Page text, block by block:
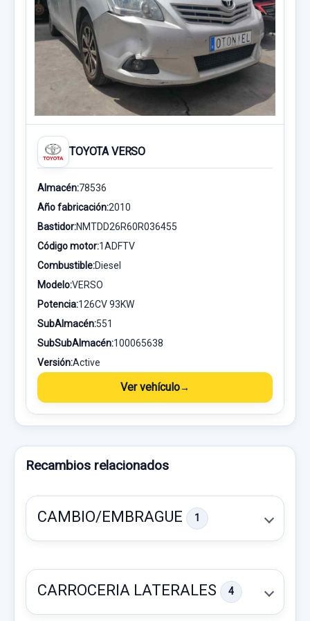
TOYOTA VERSO
Almacén:78536
Año fabricación:2010
Bastidor:NMTDD26R60R036455
Código motor:1ADFTV
Combustible:Diesel
Modelo:VERSO
Potencia:126CV 93KW
SubAlmacén:551
SubSubAlmacén:100065638
Versión:Active
Ver vehículo
Recambios relacionados
CAMBIO/EMBRAGUE 1
CARROCERIA LATERALES 4